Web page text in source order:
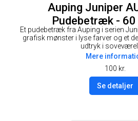
Auping Juniper
Pudebetræk - 60
Et pudebetræk fra Auping i serien
grafisk mønster i lyse farver og et
udtryk i
100 kr.
Se detaljer
Mere